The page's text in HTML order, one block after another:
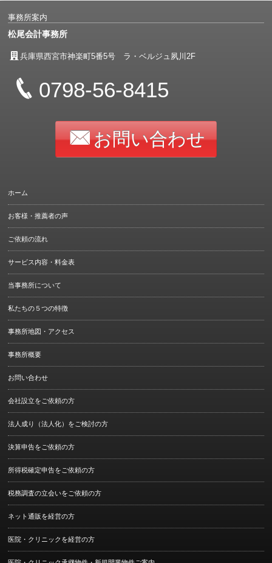
事務所案内
松尾会計事務所
兵庫県西宮市神楽町5番5号 ラ・ベルジュ夙川2F
0798-56-8415
お問い合わせ
ホーム
お客様・推薦者の声
ご依頼の流れ
サービス内容・料金表
当事務所について
私たちの５つの特徴
事務所地図・アクセス
事務所概要
お問い合わせ
会社設立をご依頼の方
法人成り（法人化）をご検討の方
決算申告をご依頼の方
所得税確定申告をご依頼の方
税務調査の立会いをご依頼の方
ネット通販を経営の方
医院・クリニックを経営の方